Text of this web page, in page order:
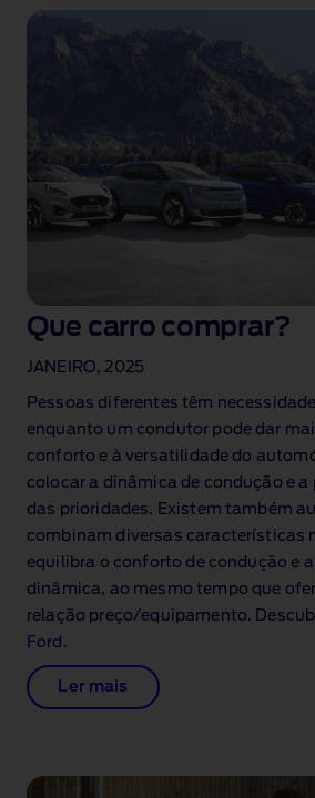
Que carro comprar?
JANEIRO, 2025
Pessoas diferentes têm
enquanto um condutor pode dar
conforto e à versatilidade do
colocar a dinâmica de condução e
das prioridades. Existem também
combinam diversas características
equilibra o conforto de condução e
dinâmica, ao mesmo tempo que
relação preço/equipamento.
Ford .
Ler mais